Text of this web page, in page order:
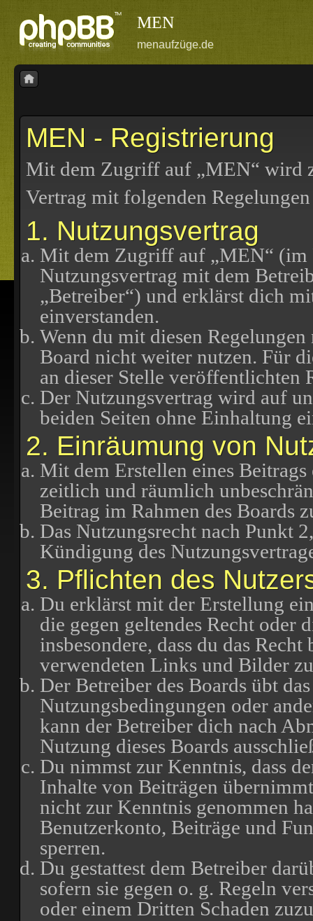
MEN
menaufzüge.de
MEN - Registrierung
Mit dem Zugriff auf „MEN“ wird
Vertrag mit folgenden Regelungen
1. Nutzungsvertrag
Mit dem Zugriff auf „MEN“ (im
Nutzungsvertrag mit dem
„Betreiber“) und erklärst dich
einverstanden.
Wenn du mit diesen
Board nicht weiter nutzen. Für
an dieser Stelle veröffentlichten
Der Nutzungsvertrag wird auf
beiden Seiten ohne Einhaltung
2. Einräumung von
Mit dem Erstellen eines
zeitlich und räumlich
Beitrag im Rahmen des Boards
Das Nutzungsrecht nach Punkt
Kündigung des
3. Pflichten des
Du erklärst mit der Erstellung
die gegen geltendes Recht oder
insbesondere, dass du das
verwendeten Links und Bilder
Der Betreiber des Boards übt
Nutzungsbedingungen oder
kann der Betreiber dich nach
Nutzung dieses Boards
Du nimmst zur Kenntnis, dass
Inhalte von Beiträgen
nicht zur Kenntnis genommen
Benutzerkonto, Beiträge und
sperren.
Du gestattest dem Betreiber
sofern sie gegen o. g. Regeln
oder einem Dritten Schaden